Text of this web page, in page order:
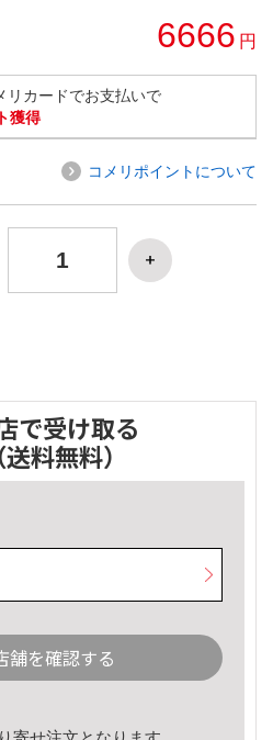
6666 円
リカードでお支払いで
獲得
コメリポイントについて
で受け取る
（送料無料）
舗を確認する